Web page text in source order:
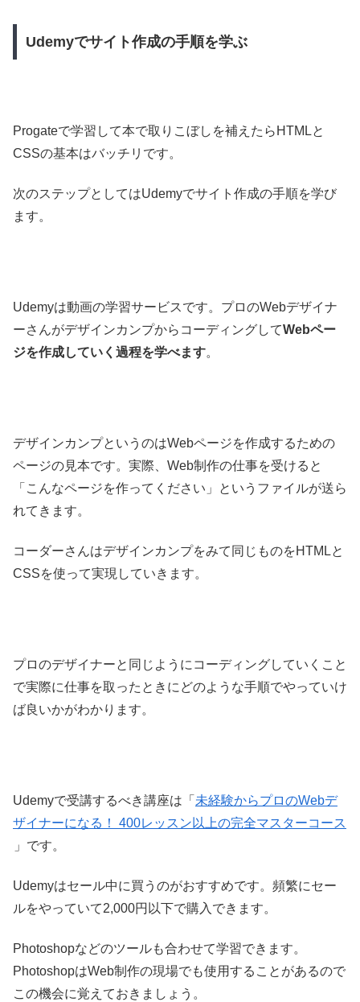
Udemyでサイト作成の手順を学ぶ
Progateで学習して本で取りこぼしを補えたらHTMLと
CSSの基本はバッチリです。
次のステップとしてはUdemyでサイト作成の手順を学び
ます。
Udemyは動画の学習サービスです。プロのWebデザイナ
ーさんがデザインカンプからコーディングしてWebペー
ジを作成していく過程を学べます。
デザインカンプというのはWebページを作成するための
ページの見本です。実際、Web制作の仕事を受けると
「こんなページを作ってください」というファイルが送ら
れてきます。
コーダーさんはデザインカンプをみて同じものをHTMLと
CSSを使って実現していきます。
プロのデザイナーと同じようにコーディングしていくこと
で実際に仕事を取ったときにどのような手順でやっていけ
ば良いかがわかります。
Udemyで受講するべき講座は「 未経験からプロのWebデ
ザイナーになる！ 400レッスン以上の完全マスターコース
」です。
Udemyはセール中に買うのがおすすめです。頻繁にセー
ルをやっていて2,000円以下で購入できます。
Photoshopなどのツールも合わせて学習できます。
PhotoshopはWeb制作の現場でも使用することがあるので
この機会に覚えておきましょう。